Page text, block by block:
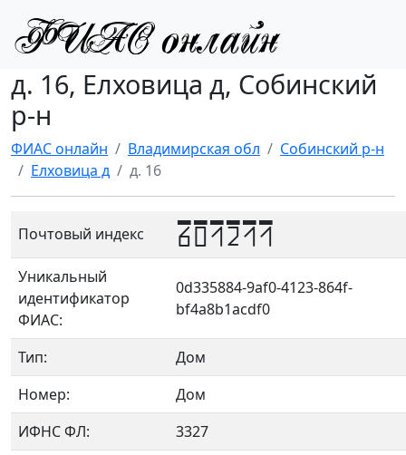
д. 16, Елховица д, Собинский
р-н
ФИАС онлайн Владимирская обл
Собинский р-н
Елховица д
д. 16
Почтовый индекс 601211
Уникальный
идентификатор
ФИАС:
0d335884-9af0-4123-864f-
bf4a8b1acdf0
Тип:
Дом
Номер:
Дом
ИФНС ФЛ:
3327